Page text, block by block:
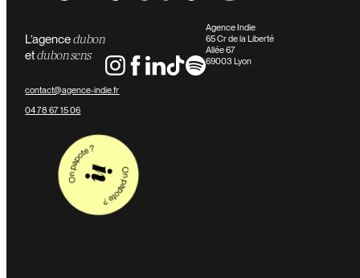
L’agencedu bon
etdu bon sens
Agence Indie
65 Cr de la Liberté
Allée 67
69003 Lyon
contact@agence-indie.fr
04 78 67 15 06